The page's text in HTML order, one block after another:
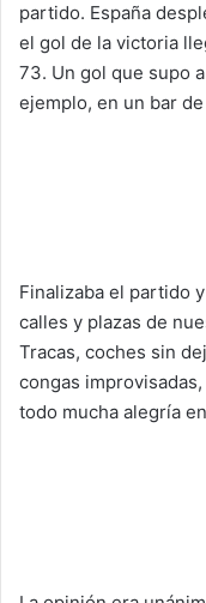
partido. España
el gol de la victoria
73. Un gol que supo
ejemplo, en un bar
Finalizaba el partido
calles y plazas de
Tracas, coches sin
congas
todo mucha alegría